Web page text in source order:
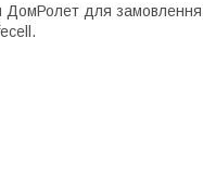
ДомРолет для